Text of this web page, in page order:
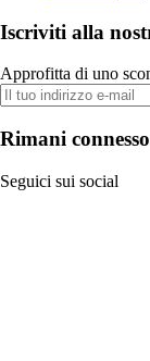
Iscriviti alla
Approfitta di uno
Rimani connesso
Seguici sui social